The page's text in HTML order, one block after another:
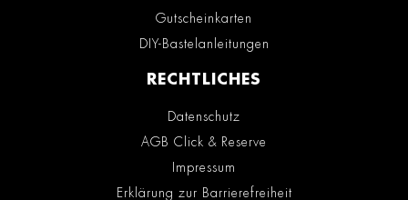
Gutscheinkarten
DIY-Bastelanleitungen
RECHTLICHES
Datenschutz
AGB Click & Reserve
Impressum
Erklärung zur Barrierefreiheit